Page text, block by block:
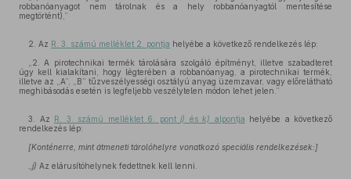
robbanóanyagot nem tárolnak és a hely robbanóanyagtól mentesítése
megtörtént),”
2. Az R. 3. számú melléklet 2. pontja helyébe a következő rendelkezés lép:
„2. A pirotechnikai termék tárolására szolgáló építményt, illetve szabadteret
úgy kell kialakítani, hogy légterében a robbanóanyag, a pirotechnikai termék,
illetve az „A”, „B” tűzveszélyességi osztályú anyag üzemzavar, vagy előrelátható
meghibásodás esetén is legfeljebb veszélytelen módon lehet jelen.”
3. Az R. 3. számú melléklet 6. pont j) és k) alpontja helyébe a következő
rendelkezés lép:
[Konténerre, mint átmeneti tárolóhelyre vonatkozó speciális rendelkezések:]
j) Az elárusítóhelynek fedettnek kell lenni.